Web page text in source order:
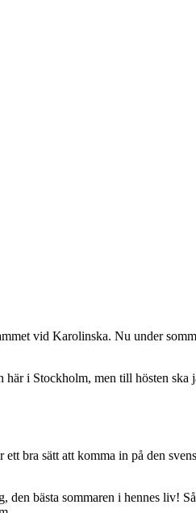
vid Karolinska. Nu under
i Stockholm, men till hösten ska
bra sätt att komma in på den
bästa sommaren i hennes liv!